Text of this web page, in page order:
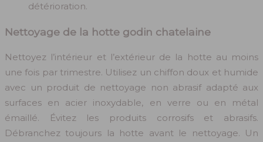
détérioration.
Nettoyage de la hotte godin chatelaine
Nettoyez l’intérieur et l’extérieur de la hotte au moins
une fois par trimestre. Utilisez un chiffon doux et humide
avec un produit de nettoyage non abrasif adapté aux
surfaces en acier inoxydable, en verre ou en métal
émaillé. Évitez les produits corrosifs et abrasifs.
Débranchez toujours la hotte avant le nettoyage. Un